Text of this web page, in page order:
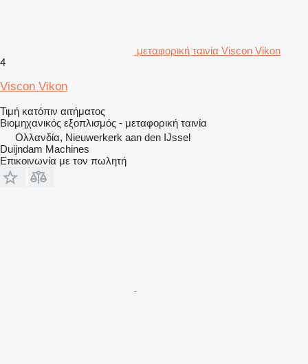
μεταφορική ταινία Viscon Vikon
4
Viscon Vikon
Τιμή κατόπιν αιτήματος
Βιομηχανικός εξοπλισμός - μεταφορική ταινία
Ολλανδία, Nieuwerkerk aan den IJssel
Duijndam Machines
Επικοινωνία με τον πωλητή